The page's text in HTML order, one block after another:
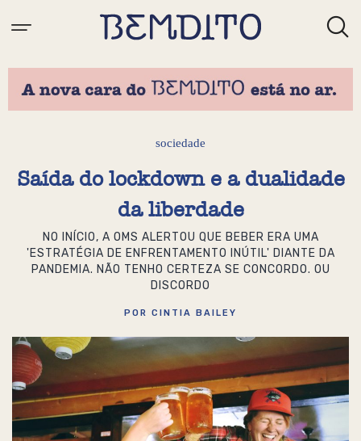
sociedade
Saída do lockdown e a dualidade
da liberdade
NO INÍCIO, A OMS ALERTOU QUE BEBER ERA UMA
'ESTRATÉGIA DE ENFRENTAMENTO INÚTIL' DIANTE DA
PANDEMIA. NÃO TENHO CERTEZA SE CONCORDO. OU
DISCORDO
POR CINTIA BAILEY